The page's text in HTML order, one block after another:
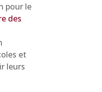
pour le
des
et
leurs